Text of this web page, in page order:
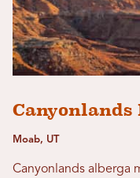
Moab, UT
Canyonlands alberga